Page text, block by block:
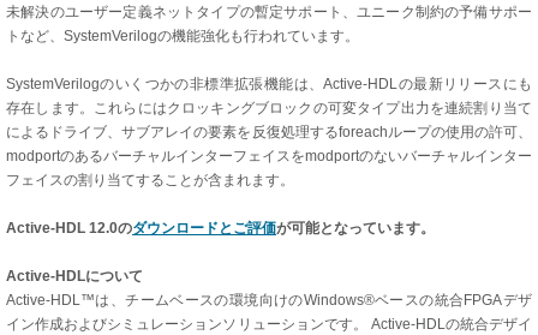
未解決のユーザー定義ネットタイプの暫定サポート、ユニーク制約の予備サポー
トなど、SystemVerilogの機能強化も行われています。
SystemVerilogのいくつかの非標準拡張機能は、Active-HDLの最新リリースにも
存在します。これらにはクロッキングブロックの可変タイプ出力を連続割り当て
によるドライブ、サブアレイの要素を反復処理するforeachループの使用の許可、
modportのあるバーチャルインターフェイスをmodportのないバーチャルインター
フェイスの割り当てすることが含まれます。
Active-HDL 12.0のダウンロードとご評価が可能となっています。
Active-HDLについて
Active-HDL™は、チームベースの環境向けのWindows®ベースの統合FPGAデザ
イン作成およびシミュレーションソリューションです。 Active-HDLの統合デザイ